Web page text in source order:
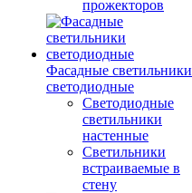
прожекторов
Фасадные светильники
светодиодные
Светодиодные
светильники
настенные
Светильники
встраиваемые в
стену